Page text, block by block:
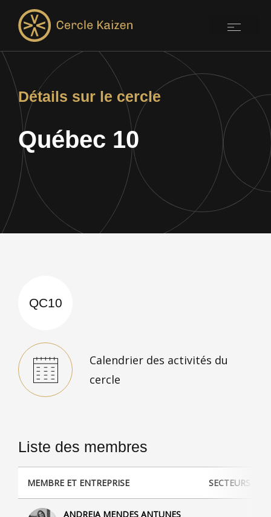
Détails sur le cercle
Québec 10
QC10
Calendrier des activités du
cercle
Liste des membres
MEMBRE ET ENTREPRISE SECTEURS
ANDREIA MENDES ANTUNES